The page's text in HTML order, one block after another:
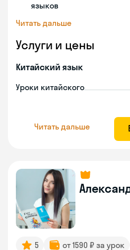
языков
Читать дальше
Услуги и цены
Китайский язык
Уроки китайского
Читать дальше
5 от 1590 ₽ за урок